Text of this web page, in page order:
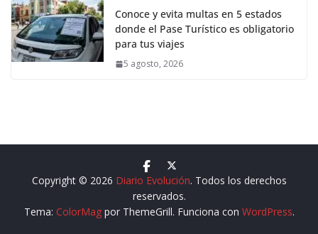
Conoce y evita multas en 5 estados
donde el Pase Turístico es obligatorio
para tus viajes
5 agosto, 2026
Copyright © 2026 Diario Evolución. Todos los derechos
reservados.
Tema: ColorMagpor ThemeGrill. Funciona con WordPress.